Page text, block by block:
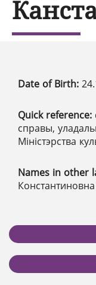
Date of Birth:
Quick reference:
справы,
Міністэрства
Names in other